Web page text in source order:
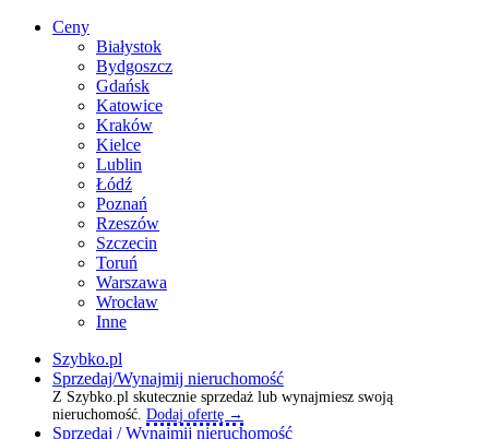
Ceny
Białystok
Bydgoszcz
Gdańsk
Katowice
Kraków
Kielce
Lublin
Łódź
Poznań
Rzeszów
Szczecin
Toruń
Warszawa
Wrocław
Inne
Szybko.pl
Sprzedaj/Wynajmij nieruchomość
Z Szybko.pl skutecznie sprzedaż lub wynajmiesz swoją
nieruchomość. Dodaj ofertę →
Sprzedaj / Wynajmij nieruchomość